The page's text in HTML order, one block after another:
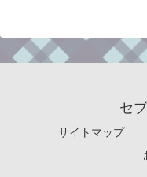
セ
サイトマップ